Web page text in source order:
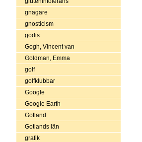
gnagare
gnosticism
godis
Gogh, Vincent van
Goldman, Emma
golf
golfklubbar
Google
Google Earth
Gotland
Gotlands län
grafik